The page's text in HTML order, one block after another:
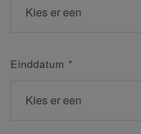
Einddatum *